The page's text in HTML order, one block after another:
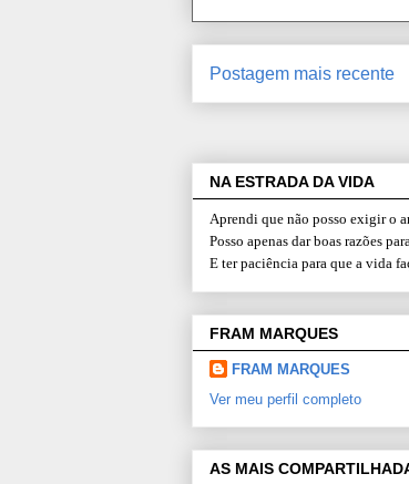
Postagem mais recente
NA ESTRADA DA VIDA
Aprendi que não posso exigir o
Posso apenas dar boas razões
E ter paciência para que a vida
FRAM MARQUES
FRAM MARQUES
Ver meu perfil completo
AS MAIS